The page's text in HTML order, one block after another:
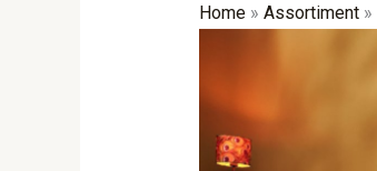
Home» Assortiment»